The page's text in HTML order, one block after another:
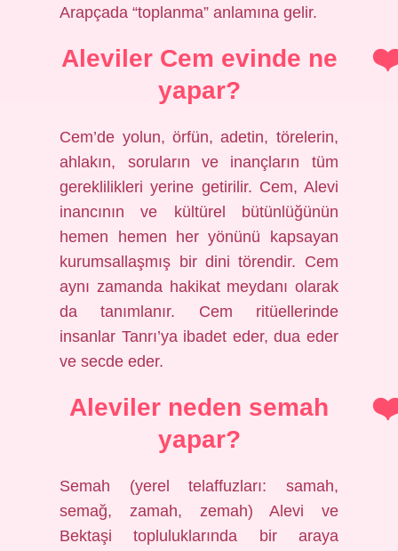
Arapçada “toplanma” anlamına gelir.
Aleviler Cem evinde ne
yapar?
Cem’de yolun, örfün, adetin, törelerin,
ahlakın, soruların ve inançların tüm
gereklilikleri yerine getirilir. Cem, Alevi
inancının ve kültürel bütünlüğünün
hemen hemen her yönünü kapsayan
kurumsallaşmış bir dini törendir. Cem
aynı zamanda hakikat meydanı olarak
da tanımlanır. Cem ritüellerinde
insanlar Tanrı’ya ibadet eder, dua eder
ve secde eder.
Aleviler neden semah
yapar?
Semah (yerel telaffuzları: samah,
semağ, zamah, zemah) Alevi ve
Bektaşi topluluklarında bir araya